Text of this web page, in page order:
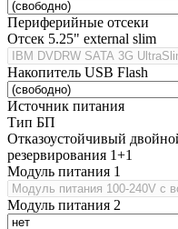
Периферийные отсеки
Отсек 5.25" external slim
Накопитель USB Flash
Источник питания
Тип БП
Отказоустойчивый
резервирования 1+1
Модуль питания 1
Модуль питания 2